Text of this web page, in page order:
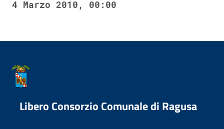
4 Marzo 2010, 00:00
Libero Consorzio Comunale di Ragusa